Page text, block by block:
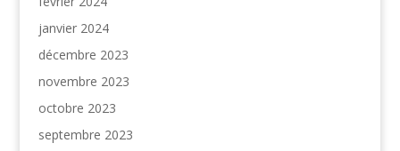
janvier 2024
décembre 2023
novembre 2023
octobre 2023
septembre 2023